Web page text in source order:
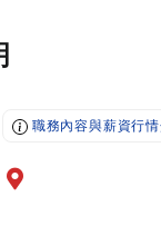
職務內容與薪資行
前往查看地圖